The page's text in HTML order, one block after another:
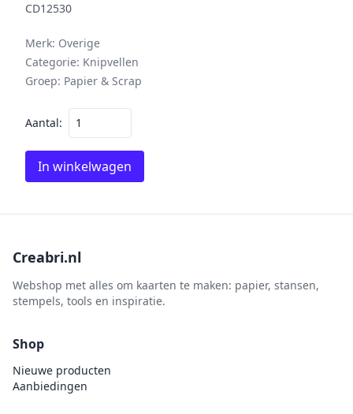
CD12530
Merk: Overige
Categorie: Knipvellen
Groep: Papier & Scrap
Aantal:
In winkelwagen
Creabri.nl
Webshop met alles om kaarten te maken: papier, stansen,
stempels, tools en inspiratie.
Shop
Nieuwe producten
Aanbiedingen